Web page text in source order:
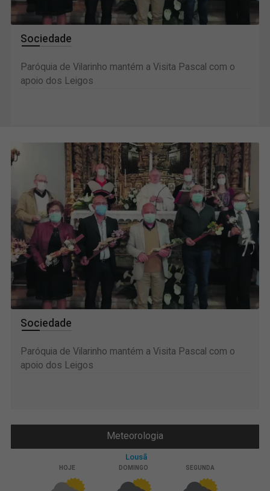
Sociedade
Paróquia de Vilarinho mantém a Visita Pascal com o
apoio dos Leigos
Sociedade
Paróquia de Vilarinho mantém a Visita Pascal com o
apoio dos Leigos
Meteorologia